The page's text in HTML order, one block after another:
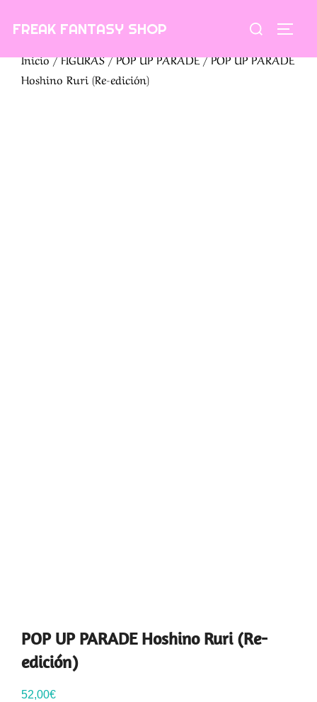
FREAK FANTASY SHOP Buscar:
Inicio/FIGURAS/POP UP PARADE/ POP UP PARADE
Hoshino Ruri (Re-edición)
POP UP PARADE Hoshino Ruri (Re-
edición)
52,00€